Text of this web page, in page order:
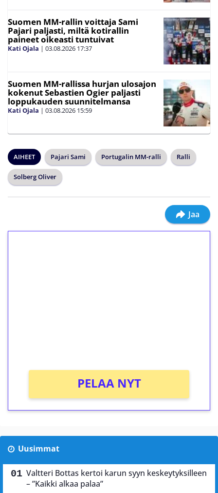
Suomen MM-rallin voittaja Sami
Pajari paljasti, miltä kotirallin
paineet oikeasti tuntuivat
Kati Ojala | 03.08.2026 17:37
Suomen MM-rallissa hurjan ulosajon
kokenut Sebastien Ogier paljasti
loppukauden suunnitelmansa
Kati Ojala | 03.08.2026 15:59
AIHEET Pajari Sami Portugalin MM-ralli Ralli
Solberg Oliver
Jaa
PELAA NYT
Uusimmat
Valtteri Bottas kertoi karun syyn keskeytyksilleen
– ”Kaikki alkaa palaa”